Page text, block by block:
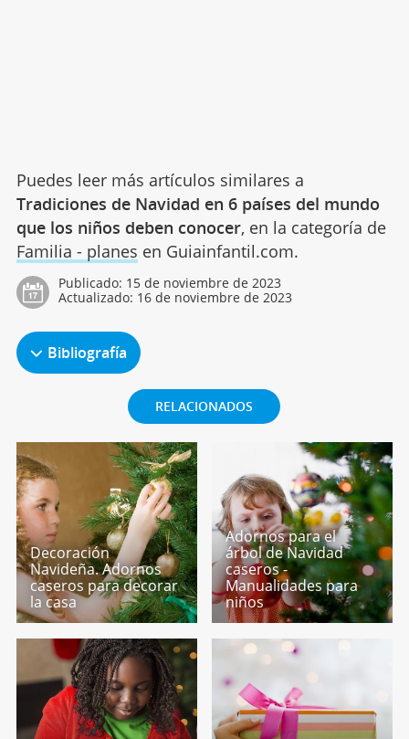
Puedes leer más artículos similares a
Tradiciones de Navidad en 6 países del mundo
que los niños deben conocer, en la categoría de
Familia - planes en Guiainfantil.com.
Publicado: 15 de noviembre de 2023
Actualizado: 16 de noviembre de 2023
Bibliografía
RELACIONADOS
Decoración
Navideña. Adornos
caseros para decorar
la casa
Adornos para el
árbol de Navidad
caseros -
Manualidades para
niños